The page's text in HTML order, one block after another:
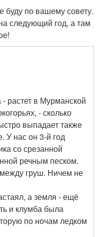
буду по вашему совету.
следующий год, а там
растет в Мурманской
- сколько
выпадает также
У нас он 3-й год
со срезанной
речным песком.
груш. Ничем не
а земля - ещё
и клумба была
по ночам ледком